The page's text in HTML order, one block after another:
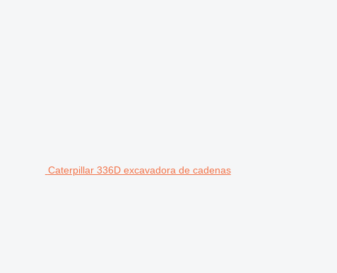
Caterpillar 336D excavadora de cadenas